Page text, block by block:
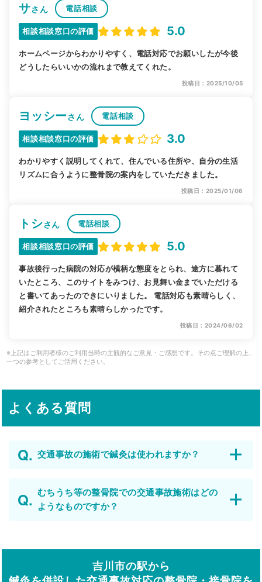
サさん 電話相談
相談相談窓口の評価 5.0
ホームページからわかりやすく、電話対応でお願いしたが今後
どうしたらいいかの流れまで教えてくれた。
投稿日：2025/10/05
ヨッシーさん 電話相談
相談相談窓口の評価 3.0
わかりやすく説明してくれて、住んでいる住所や、自分の生活
リズムに合うように整骨院の案内をしていただきました。
投稿日：2025/01/06
トシさん 電話相談
相談相談窓口の評価 5.0
事故後行った病院の対応が横柄な態度をとられ、途方に暮れて
いたところ、このサイトをみつけ、お見舞い金までいただける
と書いてあったのできにいりました。 電話対応も素晴らしく、
紹介されたところも素晴らしかったです。
投稿日：2024/06/02
※上記はご利用者様のご利用当時の主観的なご意見・ご感想です。その点ご理解の上、
一つの参考としてご活用ください。
よくある質問
交通事故の施術で鍼灸は使われますか？
むちうち等の整骨院での交通事故施術はどの
ようなものですか？
吉川市の駅から